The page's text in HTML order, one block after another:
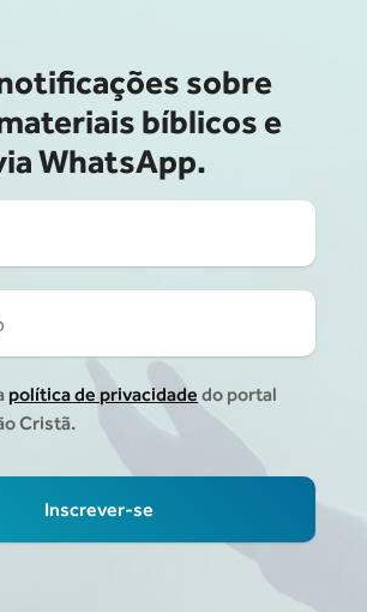
sobre
bíblicos e
WhatsApp.
política de privacidade do portal
Cristã.